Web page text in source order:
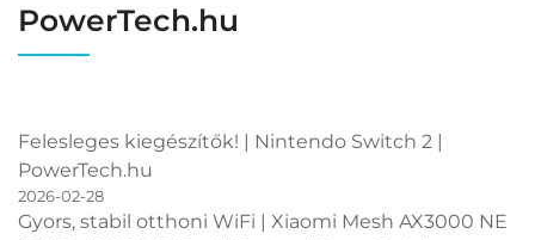
PowerTech.hu
Felesleges kiegészítők! | Nintendo Switch 2 |
PowerTech.hu
2026-02-28
Gyors, stabil otthoni WiFi | Xiaomi Mesh AX3000 NE